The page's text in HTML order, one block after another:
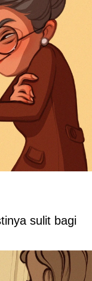
sulit bagi